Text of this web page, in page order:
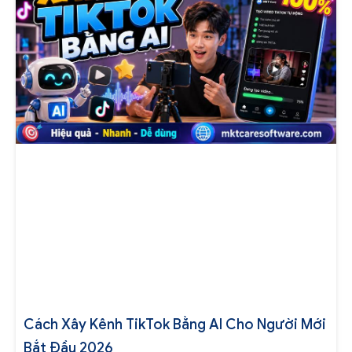
Cách Xây Kênh TikTok Bằng AI Cho Người Mới
Bắt Đầu 2026